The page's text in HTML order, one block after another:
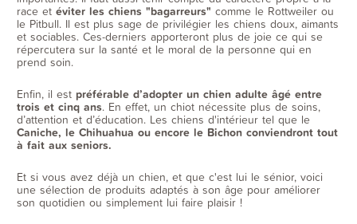
race et éviter les chiens "bagarreurs" comme le Rottweiler ou
le Pitbull. Il est plus sage de privilégier les chiens doux, aimants
et sociables. Ces-derniers apporteront plus de joie ce qui se
répercutera sur la santé et le moral de la personne qui en
prend soin.
Enfin, il est préférable d’adopter un chien adulte âgé entre
trois et cinq ans. En effet, un chiot nécessite plus de soins,
d’attention et d’éducation. Les chiens d'intérieur tel que le
Caniche, le Chihuahua ou encore le Bichon conviendront tout
à fait aux seniors.
Et si vous avez déjà un chien, et que c'est lui le sénior, voici
une sélection de produits adaptés à son âge pour améliorer
son quotidien ou simplement lui faire plaisir !